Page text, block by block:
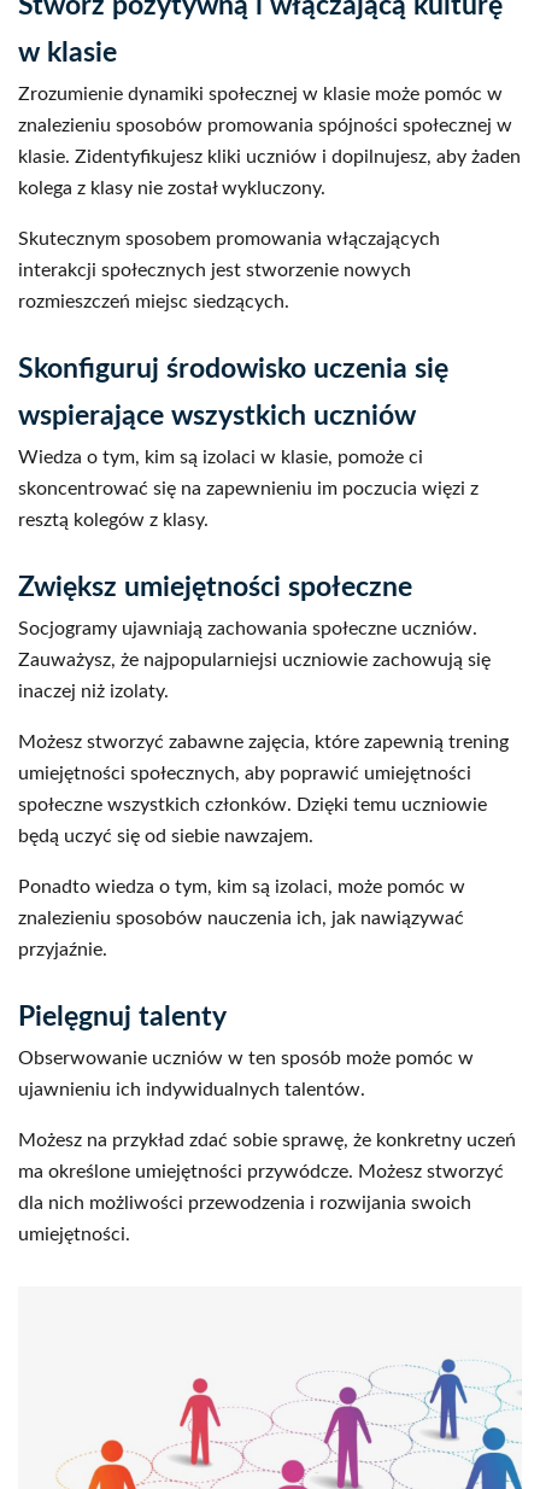
Stwórz pozytywną i włączającą kulturę
w klasie
Zrozumienie dynamiki społecznej w klasie może pomóc w
znalezieniu sposobów promowania spójności społecznej w
klasie. Zidentyfikujesz kliki uczniów i dopilnujesz, aby żaden
kolega z klasy nie został wykluczony.
Skutecznym sposobem promowania włączających
interakcji społecznych jest stworzenie nowych
rozmieszczeń miejsc siedzących.
Skonfiguruj środowisko uczenia się
wspierające wszystkich uczniów
Wiedza o tym, kim są izolaci w klasie, pomoże ci
skoncentrować się na zapewnieniu im poczucia więzi z
resztą kolegów z klasy.
Zwiększ umiejętności społeczne
Socjogramy ujawniają zachowania społeczne uczniów.
Zauważysz, że najpopularniejsi uczniowie zachowują się
inaczej niż izolaty.
Możesz stworzyć zabawne zajęcia, które zapewnią trening
umiejętności społecznych, aby poprawić umiejętności
społeczne wszystkich członków. Dzięki temu uczniowie
będą uczyć się od siebie nawzajem.
Ponadto wiedza o tym, kim są izolaci, może pomóc w
znalezieniu sposobów nauczenia ich, jak nawiązywać
przyjaźnie.
Pielęgnuj talenty
Obserwowanie uczniów w ten sposób może pomóc w
ujawnieniu ich indywidualnych talentów.
Możesz na przykład zdać sobie sprawę, że konkretny uczeń
ma określone umiejętności przywódcze. Możesz stworzyć
dla nich możliwości przewodzenia i rozwijania swoich
umiejętności.